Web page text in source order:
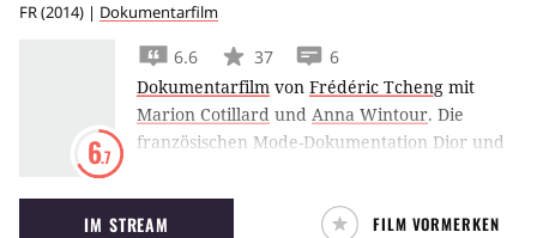
FR(2014) | Dokumentarfilm
6.7
6.6 37
6
Dokumentarfilm von Frédéric Tcheng mit
Marion Cotillard und Anna Wintour. Die
französischen Mode-Dokumentation Dior und
die Kulissen des Haute-Couture-Modehauses
von Christian Dior, wo ein Modeschöpfer seine
IM STREAM FILM VORMERKEN